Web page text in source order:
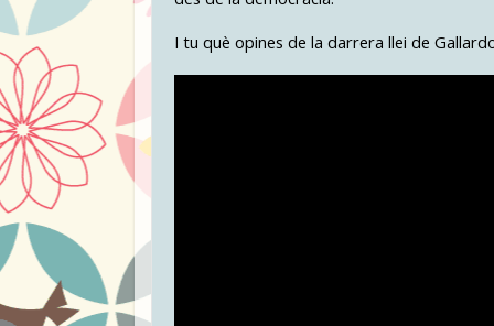
I tu què opines de la darrera llei de